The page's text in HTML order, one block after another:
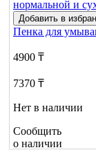
Добавить в
Пенка для
4900 ₸
7370 ₸
Нет в наличии
Сообщить
о наличии